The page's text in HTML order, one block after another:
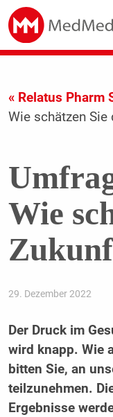
« Relatus Pharm
Wie schätzen Sie
Wie
29. Dezember 2022
Der Druck im
wird knapp. Wie
bitten Sie, an
teilzunehmen.
Ergebnisse